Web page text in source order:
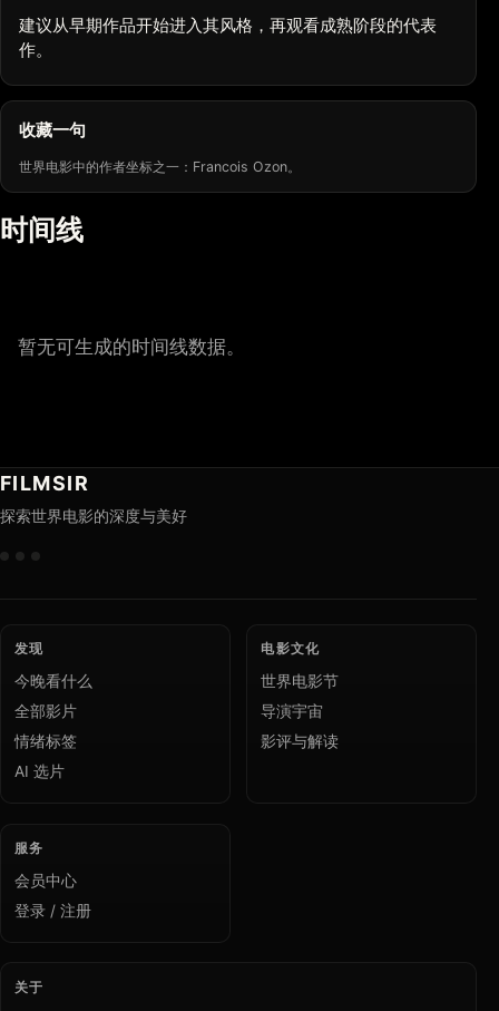
建议从早期作品开始进入其风格，再观看成熟阶段的代表
作。
收藏一句
世界电影中的作者坐标之一：Francois Ozon。
时间线
暂无可生成的时间线数据。
FILMSIR
探索世界电影的深度与美好
发现
今晚看什么
全部影片
情绪标签
AI 选片
电影文化
世界电影节
导演宇宙
影评与解读
服务
会员中心
登录 / 注册
关于